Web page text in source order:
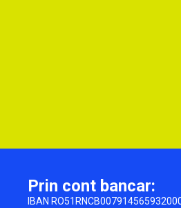
Prin cont bancar:
IBAN